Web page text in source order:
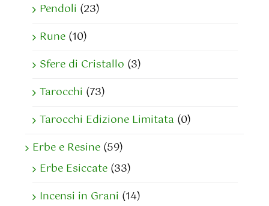
Pendoli (23)
Rune (10)
Sfere di Cristallo (3)
Tarocchi (73)
Tarocchi Edizione Limitata (0)
Erbe e Resine (59)
Erbe Esiccate (33)
Incensi in Grani (14)